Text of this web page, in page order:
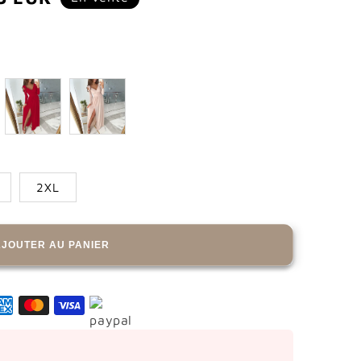
2XL
AU PANIER